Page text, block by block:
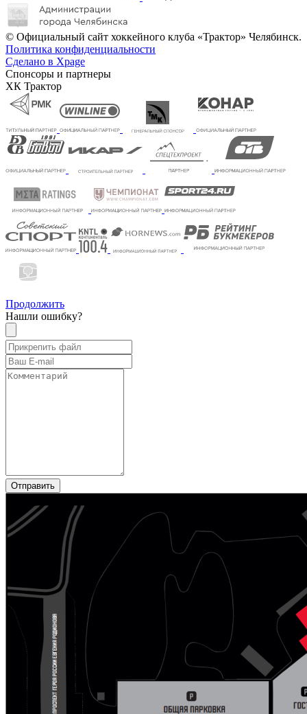
© Официальный сайт хоккейного клуба «Трактор» Челябинск.
Политика конфиденциальности
Сделано в Xpage
Спонсоры и партнеры
ХК Трактор
Продолжить
Нашли ошибку?